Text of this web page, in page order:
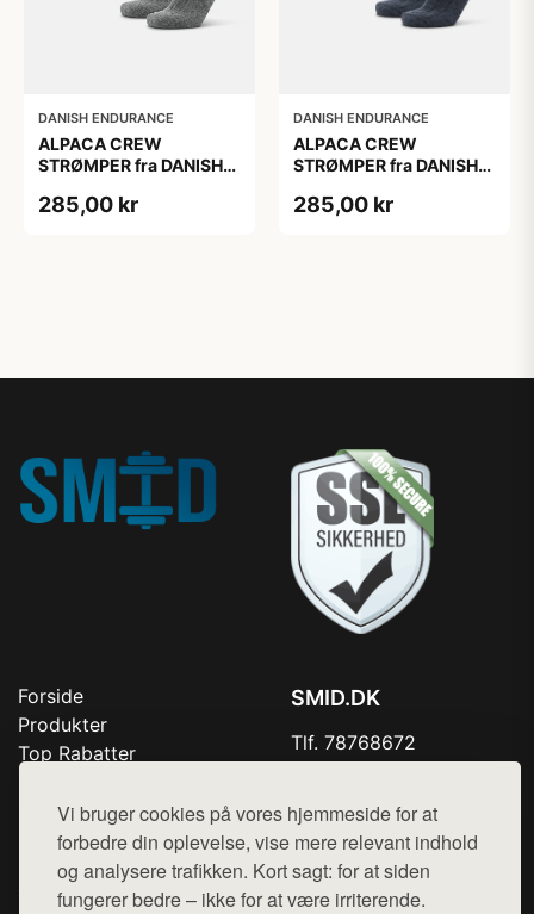
Vi bruger cookies på vores hjemmeside for at
forbedre din oplevelse, vise mere relevant indhold
og analysere trafikken. Kort sagt: for at siden
fungerer bedre – ikke for at være irriterende.
DANISH ENDURANCE
ALPACA CREW
STRØMPER fra DANISH
38, Varm og åndbar
285,00 kr
DANISH ENDURANCE
ALPACA CREW
STRØMPER fra DANISH
38, Varm og åndbar
285,00 kr
Forside
Produkter
Top Rabatter
SMID.DK
Tlf. 78768672
Cookie- og privatlivspolitik